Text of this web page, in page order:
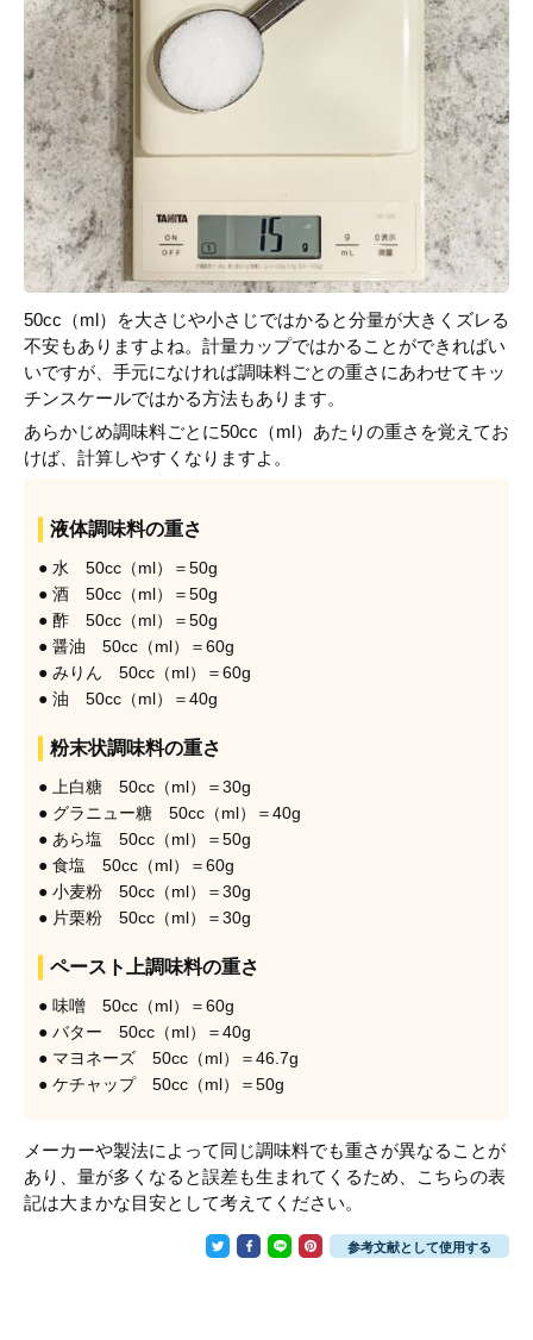
50cc（ml）を大さじや小さじではかると分量が大きくズレる
不安もありますよね。計量カップではかることができればい
いですが、手元になければ調味料ごとの重さにあわせてキッ
チンスケールではかる方法もあります。
あらかじめ調味料ごとに50cc（ml）あたりの重さを覚えてお
けば、計算しやすくなりますよ。
液体調味料の重さ
● 水 50cc（ml）＝50g
● 酒 50cc（ml）＝50g
● 酢 50cc（ml）＝50g
● 醤油 50cc（ml）＝60g
● みりん 50cc（ml）＝60g
● 油 50cc（ml）＝40g
粉末状調味料の重さ
● 上白糖 50cc（ml）＝30g
● グラニュー糖 50cc（ml）＝40g
● あら塩 50cc（ml）＝50g
● 食塩 50cc（ml）＝60g
● 小麦粉 50cc（ml）＝30g
● 片栗粉 50cc（ml）＝30g
ペースト上調味料の重さ
● 味噌 50cc（ml）＝60g
● バター 50cc（ml）＝40g
● マヨネーズ 50cc（ml）＝46.7g
● ケチャップ 50cc（ml）＝50g
メーカーや製法によって同じ調味料でも重さが異なることが
あり、量が多くなると誤差も生まれてくるため、こちらの表
記は大まかな目安として考えてください。
参考文献として使用する